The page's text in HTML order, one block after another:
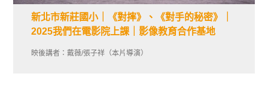
新北市新莊國小｜《對摔》、《對手的秘密》｜
2025我們在電影院上課｜影像教育合作基地
映後講者：戴薇/張子祥（本片導演）